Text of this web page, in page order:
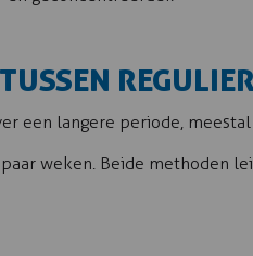
een langere periode,
weken. Beide methoden